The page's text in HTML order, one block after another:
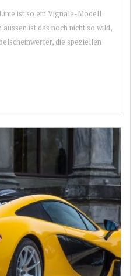
ist so ein Vignale-Modell
ist das noch nicht so wild,
die speziellen